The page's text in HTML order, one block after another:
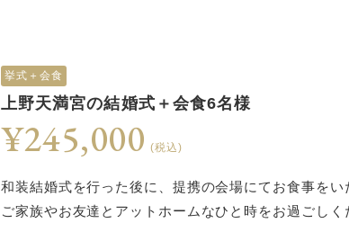
挙式＋会食
上野天満宮の結婚式＋会食6名様
¥245,000 (税込)
和装結婚式を行った後に、提携の会場にてお食事をい
ご家族やお友達とアットホームなひと時をお過ごしく